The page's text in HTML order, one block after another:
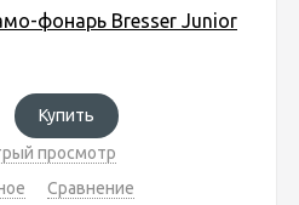
фонарь Bresser Junior
Купить
просмотр
Сравнение